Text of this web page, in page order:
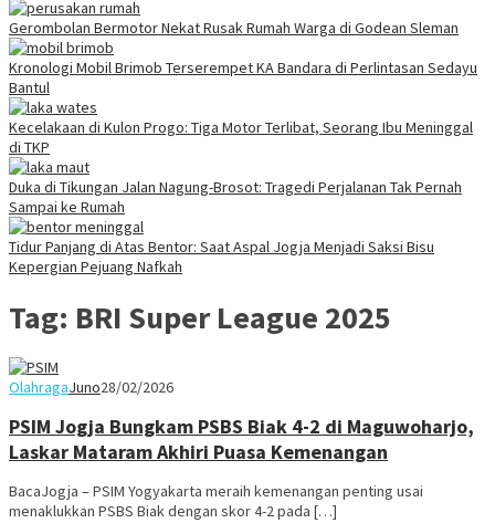
Gerombolan Bermotor Nekat Rusak Rumah Warga di Godean Sleman
Kronologi Mobil Brimob Terserempet KA Bandara di Perlintasan Sedayu
Bantul
Kecelakaan di Kulon Progo: Tiga Motor Terlibat, Seorang Ibu Meninggal
di TKP
Duka di Tikungan Jalan Nagung-Brosot: Tragedi Perjalanan Tak Pernah
Sampai ke Rumah
Tidur Panjang di Atas Bentor: Saat Aspal Jogja Menjadi Saksi Bisu
Kepergian Pejuang Nafkah
Tag: BRI Super League 2025
OlahragaJuno28/02/2026
PSIM Jogja Bungkam PSBS Biak 4-2 di Maguwoharjo,
Laskar Mataram Akhiri Puasa Kemenangan
BacaJogja – PSIM Yogyakarta meraih kemenangan penting usai
menaklukkan PSBS Biak dengan skor 4-2 pada […]